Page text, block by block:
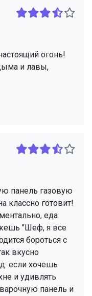
огонь!
и лавы,
панель газовую
классно готовит!
еда
"Шеф, я все
бороться с
вкусно
если хочешь
и удивлять
панель и